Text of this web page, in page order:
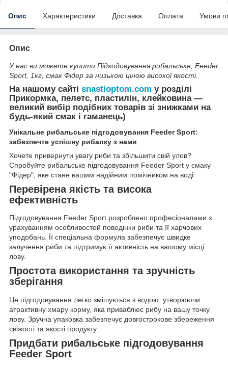
Опис Характеристики Доставка Оплата Умови
Опис
У нас ви можете купити Підгодовування рибальське, Feeder
Sport, 1кг, смак Фідер за низькою ціною високої якості.
На нашому сайті snastioptom.com у розділі
Прикормка, пелетс, пластилін, клейковина —
великий вибір подібних товарів зі знижками на
будь-який смак і гаманець)
Унікальне рибальське підгодовування Feeder Sport:
забезпечте успішну рибалку з нами
Хочете привернути увагу риби та збільшити свій улов?
Спробуйте рибальське підгодовування Feeder Sport у смаку
"Фідер", яке стане вашим надійним помічником на воді.
Перевірена якість та висока
ефективність
Підгодовування Feeder Sport розроблено професіоналами з
урахуванням особливостей поведінки риби та її харчових
уподобань. Її спеціальна формула забезпечує швидке
залучення риби та підтримує її активність на вашому місці
лову.
Простота використання та зручність
зберігання
Це підгодовування легко змішується з водою, утворюючи
атрактивну хмару корму, яка приваблює рибу на вашу точку
лову. Зручна упаковка забезпечує довгострокове збереження
свіжості та якості продукту.
Придбати рибальське підгодовування
Feeder Sport